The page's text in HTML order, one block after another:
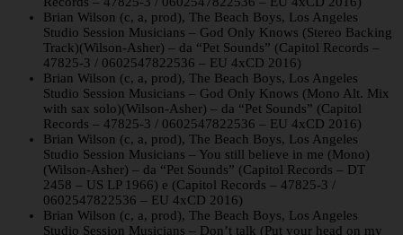
Brian Wilson (c, a, prod), The Beach Boys, Los Angeles
Studio Session Musicians – God Only Knows (Stereo Backing
Track)(Wilson-Asher) – da “Pet Sounds” (Capitol Records –
47825-3 / 0602547822536 – EU 4xCD 2016)
Brian Wilson (c, a, prod), The Beach Boys, Los Angeles
Studio Session Musicians – God Only Knows (Mono Alt. Mix
with sax solo)(Wilson-Asher) – da “Pet Sounds” (Capitol
Records – 47825-3 / 0602547822536 – EU 4xCD 2016)
Brian Wilson (c, a, prod), The Beach Boys, Los Angeles
Studio Session Musicians – You still believe in me (Mono)
(Wilson-Asher) – da “Pet Sounds” (Capitol Records – DT
2458 – US LP 1966) e (Capitol Records – 47825-3 /
0602547822536 – EU 4xCD 2016)
Brian Wilson (c, a, prod), The Beach Boys, Los Angeles
Studio Session Musicians – Don’t talk (Put your head on my